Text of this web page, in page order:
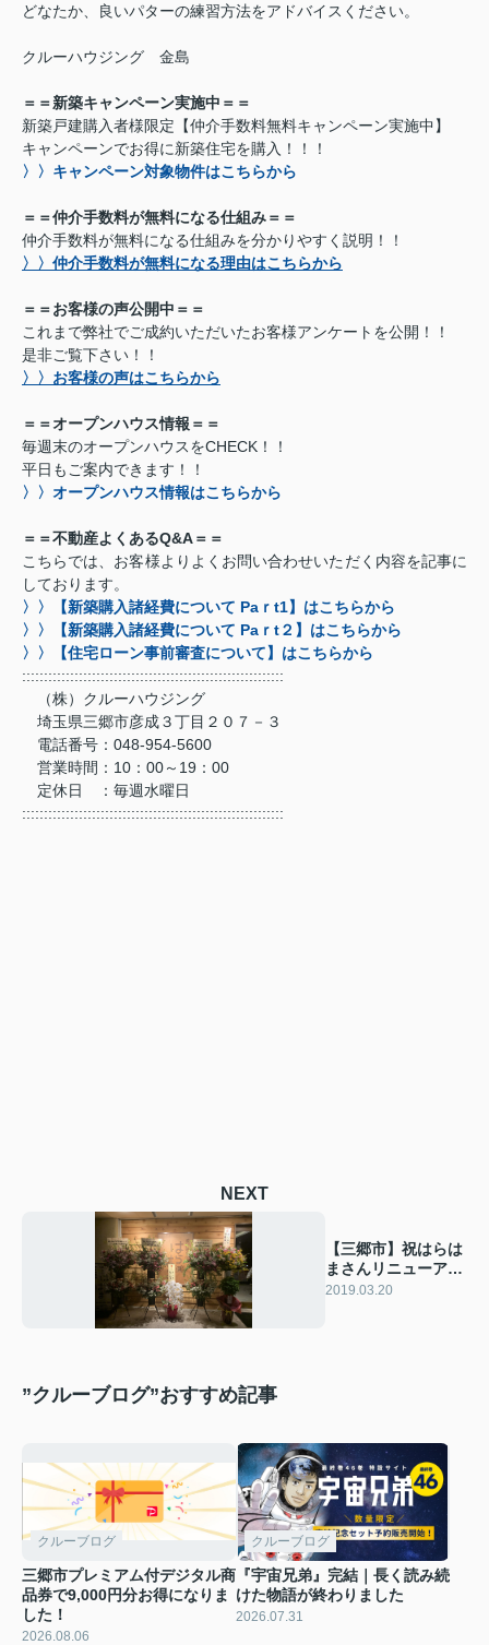
どなたか、良いパターの練習方法をアドバイスください。
クルーハウジング 金島
＝＝新築キャンペーン実施中＝＝
新築戸建購入者様限定【仲介手数料無料キャンペーン実施中】
キャンペーンでお得に新築住宅を購入！！！
〉〉キャンペーン対象物件はこちらから
＝＝仲介手数料が無料になる仕組み＝＝
仲介手数料が無料になる仕組みを分かりやすく説明！！
〉〉仲介手数料が無料になる理由はこちらから
＝＝お客様の声公開中＝＝
これまで弊社でご成約いただいたお客様アンケートを公開！！
是非ご覧下さい！！
〉〉お客様の声はこちらから
＝＝オープンハウス情報＝＝
毎週末のオープンハウスをCHECK！！
平日もご案内できます！！
〉〉オープンハウス情報はこちらから
＝＝不動産よくあるQ&A＝＝
こちらでは、お客様よりよくお問い合わせいただく内容を記事に
しております。
〉〉【新築購入諸経費について Paｒt1】はこちらから
〉〉【新築購入諸経費について Paｒt２】はこちらから
〉〉【住宅ローン事前審査について】はこちらから
::::::::::::::::::::::::::::::::::::::::::::::::::::::::::::
（株）クルーハウジング
埼玉県三郷市彦成３丁目２０７－３
電話番号：048-954-5600
営業時間：10：00～19：00
定休日 ：毎週水曜日
::::::::::::::::::::::::::::::::::::::::::::::::::::::::::::
NEXT
【三郷市】祝はらは
まさんリニューアル
オープン！！
2019.03.20
”クルーブログ”おすすめ記事
クルーブログ
三郷市プレミアム付デジタル商
品券で9,000円分お得になりま
した！
2026.08.06
クルーブログ
『宇宙兄弟』完結｜長く読み続
けた物語が終わりました
2026.07.31